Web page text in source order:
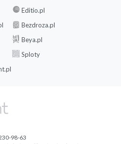
Editio.pl
Bezdroza.pl
Beya.pl
Sploty
98-63